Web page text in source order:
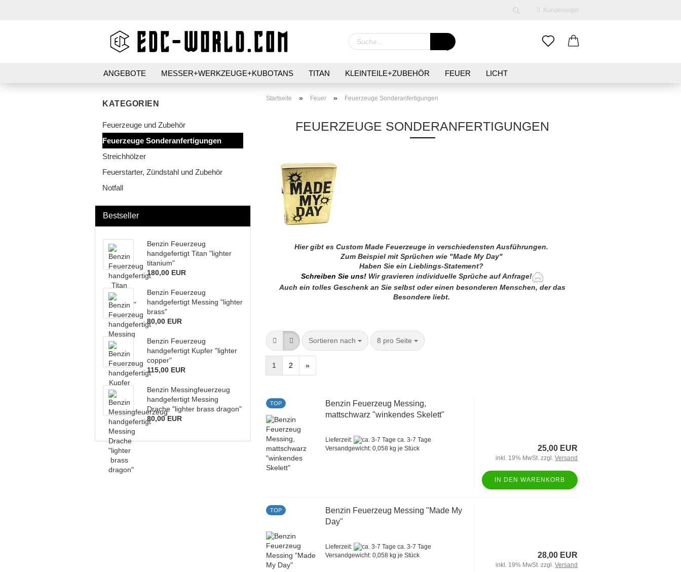
Kundenlogin
ANGEBOTE MESSER+WERKZEUGE+KUBOTANS
Kubotan HC-22
Kubotan HC-22-2
Kubotans verschiedene
Marken
Kubotan mit
Hartmetallglasbrecher
TITAN KLEINTEILE+ZUBEHÖR FEUER LICHT
Startseite » Feuer » Feuerzeuge Sonderanfertigungen
FEUERZEUGE SONDERANFERTIGUNGEN
Hier gibt es Custom Made Feuerzeuge in verschiedensten Ausführungen.
Zum Beispiel mit Sprüchen wie "Made My Day"
Haben Sie ein Lieblings-Statement?
Schreiben Sie uns! Wir gravieren individuelle Sprüche auf Anfrage!
Auch ein tolles Geschenk an Sie selbst oder einen besonderen Menschen, der das
Besondere liebt.
Sortieren nach 8 pro Seite
1 2 »
TOP
Benzin Feuerzeug Messing,
mattschwarz "winkendes Skelett"
Lieferzeit:
ca. 3-7 Tage
Versandgewicht:0,058 kg je Stück 25,00 EUR
inkl. 19% MwSt. zzgl.Versand
IN DEN WARENKORB
TOP
Benzin Feuerzeug Messing "Made My
Day"
Lieferzeit:
ca. 3-7 Tage
Versandgewicht:0,058 kg je Stück 28,00 EUR
inkl. 19% MwSt. zzgl.Versand
KATEGORIEN
Feuerzeuge und Zubehör
Feuerzeuge Sonderanfertigungen
Streichhölzer
Feuerstarter, Zündstahl und Zubehör
Notfall
Bestseller
Benzin Feuerzeug
handgefertigt Titan "lighter
titanium"
180,00 EUR
Benzin Feuerzeug
handgefertigt Messing "lighter
brass"
80,00 EUR
Benzin Feuerzeug
handgefertigt Kupfer "lighter
copper"
115,00 EUR
Benzin Messingfeuerzeug
handgefertigt Messing
Drache "lighter brass dragon"
80,00 EUR